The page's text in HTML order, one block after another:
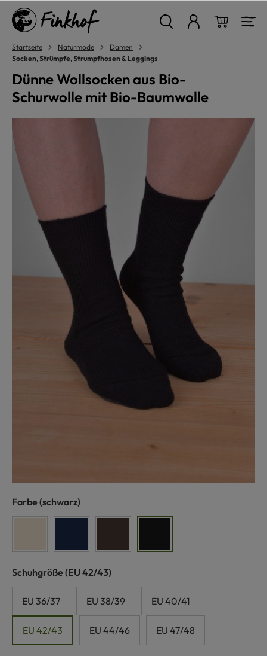
springen
Startseite Naturmode
Damen
Socken, Strümpfe, Strumpfhosen & Leggings
Dünne Wollsocken aus Bio-
Schurwolle mit Bio-Baumwolle
Bildergalerie überspringen
Farbe auswählen
(schwarz)
Schuhgröße auswählen
(EU 42/43)
EU 36/37 EU 38/39 EU 40/41
EU 42/43 EU 44/46 EU 47/48